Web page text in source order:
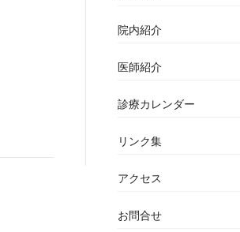
院内紹介
医師紹介
診療カレンダー
リンク集
アクセス
お問合せ